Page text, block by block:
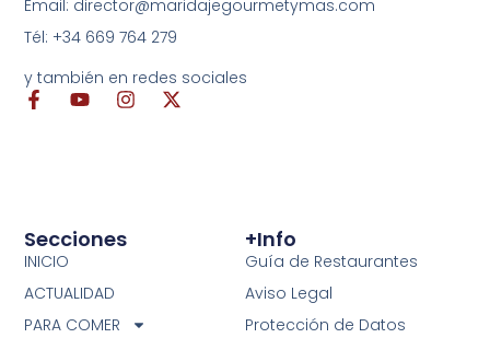
+info
Guía de Restaurantes
Aviso Legal
Protección de Datos
Secciones
INICIO
ACTUALIDAD
PARA COMER
Email: director@maridajegourmetymas.com
Tél: +34 669 764 279
y también en redes sociales